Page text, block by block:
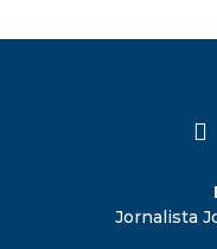
Jornalista